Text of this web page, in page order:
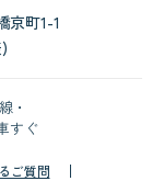
京町1-1
・
すぐ
ご質問